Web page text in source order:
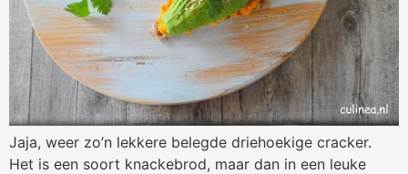
Jaja, weer zo’n lekkere belegde driehoekige cracker.
Het is een soort knackebrod, maar dan in een leuke